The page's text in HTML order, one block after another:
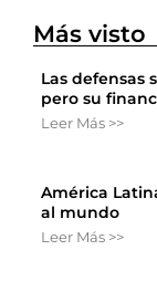
Más visto
Las defensas
pero su
Leer Más >>
América
al mundo
Leer Más >>